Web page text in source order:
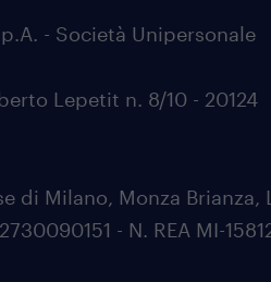
- Società Unipersonale
Lepetit n. 8/10 - 20124
di Milano, Monza Brianza,
- N. REA MI-